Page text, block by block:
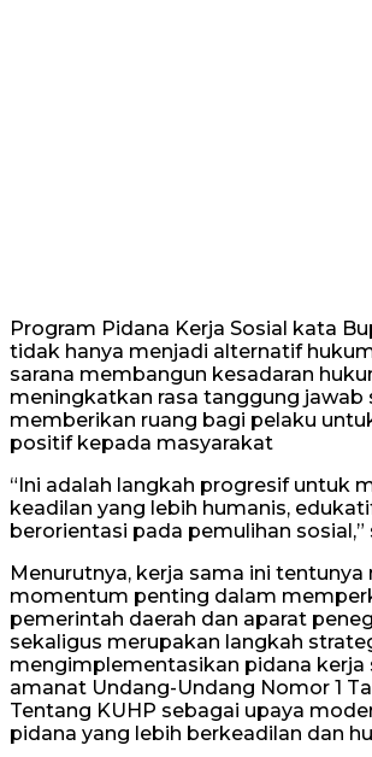
Program Pidana Kerja Sosial kata
tidak hanya menjadi alternatif
sarana membangun kesadaran
meningkatkan rasa tanggung jawab
memberikan ruang bagi pelaku
positif kepada masyarakat
“Ini adalah langkah progresif untuk
keadilan yang lebih humanis,
berorientasi pada pemulihan
Menurutnya, kerja sama ini tentunya
momentum penting dalam
pemerintah daerah dan aparat
sekaligus merupakan langkah
mengimplementasikan pidana kerja
amanat Undang-Undang Nomor 1
Tentang KUHP sebagai upaya
pidana yang lebih berkeadilan dan